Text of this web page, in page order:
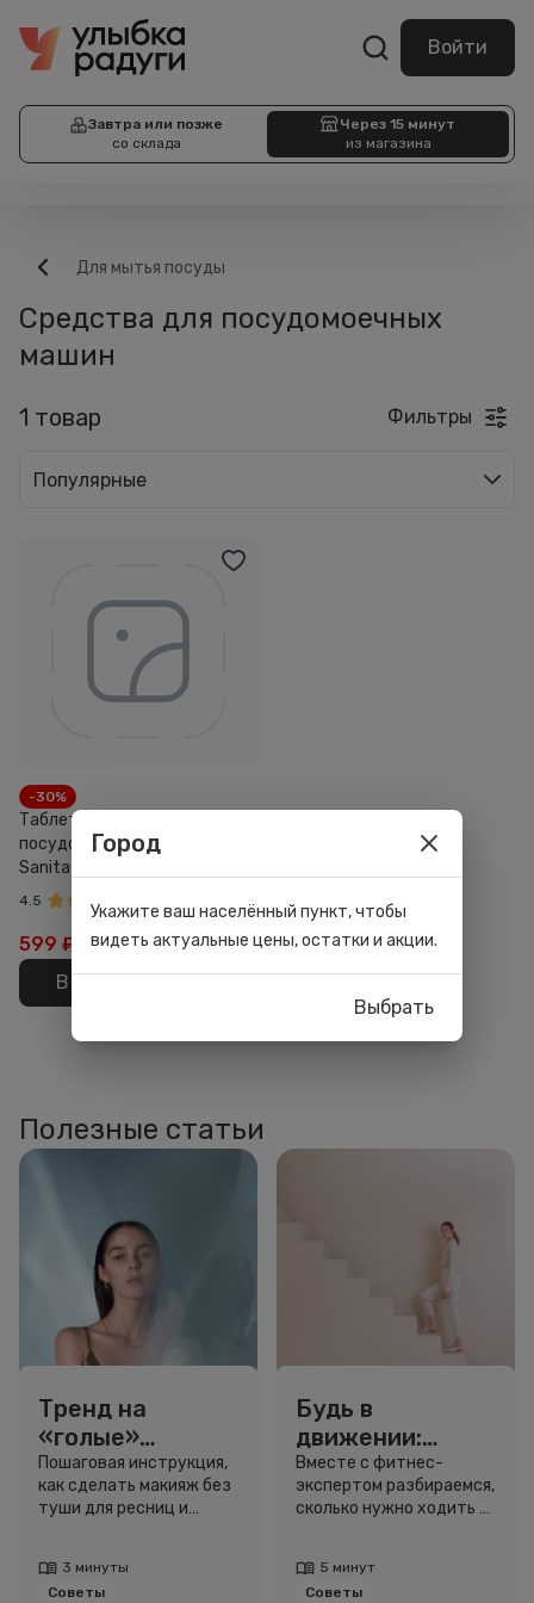
Войти
Завтра или позже
со склада
Через 15 минут
из магазина
Для мытья посуды
Средства для посудомоечных
машин
1 товар Фильтры
Популярные
-30%
Таблетки для
посудомоечных машин
Sanita All in 1 50шт
4.5
599 ₽
899 ₽
В корзину
Полезные статьи
Тренд на
«голые»
ресницы: как
выглядеть
свежо, не
Пошаговая инструкция,
как сделать макияж без
туши для ресниц и
3 минуты
Советы
Будь в
движении:
сколько нужно
шагов для
красоты и
Вместе с фитнес-
экспертом разбираемся,
сколько нужно ходить и
5 минут
Советы
Город
Укажите ваш населённый пункт, чтобы
видеть актуальные цены, остатки и акции.
Выбрать